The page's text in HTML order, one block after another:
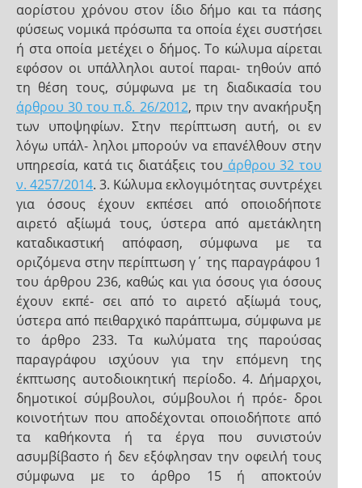
αορίστου χρόνου στον ίδιο δήμο και τα πάσης
φύσεως νομικά πρόσωπα τα οποία έχει συστήσει
ή στα οποία μετέχει ο δήμος. Το κώλυμα αίρεται
εφόσον οι υπάλληλοι αυτοί παραι- τηθούν από
τη θέση τους, σύμφωνα με τη διαδικασία του
άρθρου 30 του π.δ. 26/2012, πριν την ανακήρυξη
των υποψηφίων. Στην περίπτωση αυτή, οι εν
λόγω υπάλ- ληλοι μπορούν να επανέλθουν στην
υπηρεσία, κατά τις διατάξεις του άρθρου 32 του
ν. 4257/2014. 3. Κώλυμα εκλογιμότητας συντρέχει
για όσους έχουν εκπέσει από οποιοδήποτε
αιρετό αξίωμά τους, ύστερα από αμετάκλητη
καταδικαστική απόφαση, σύμφωνα με τα
οριζόμενα στην περίπτωση γ΄ της παραγράφου 1
του άρθρου 236, καθώς και για όσους για όσους
έχουν εκπέ- σει από το αιρετό αξίωμά τους,
ύστερα από πειθαρχικό παράπτωμα, σύμφωνα με
το άρθρο 233. Τα κωλύματα της παρούσας
παραγράφου ισχύουν για την επόμενη της
έκπτωσης αυτοδιοικητική περίοδο. 4. Δήμαρχοι,
δημοτικοί σύμβουλοι, σύμβουλοι ή πρόε- δροι
κοινοτήτων που αποδέχονται οποιοδήποτε από
τα καθήκοντα ή τα έργα που συνιστούν
ασυμβίβαστο ή δεν εξόφλησαν την οφειλή τους
σύμφωνα με το άρθρο 15 ή αποκτούν